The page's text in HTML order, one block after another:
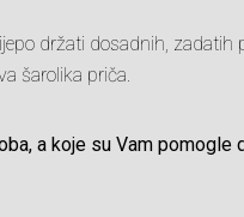
držati dosadnih, zadatih
šarolika priča.
a koje su Vam pomogle